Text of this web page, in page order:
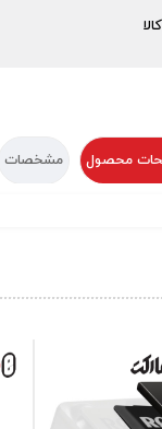
محصول مشخصات